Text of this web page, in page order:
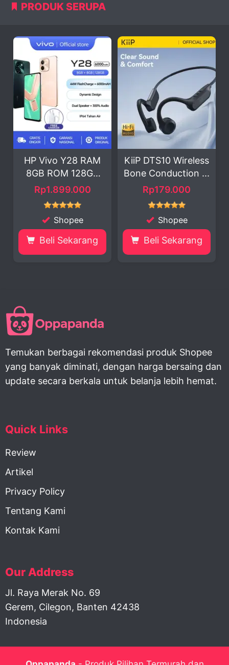
PRODUK SERUPA
Vivo Y28 RAM
ROM 128GB
Smartp...
Rp1.899.000
Shopee
Beli Sekarang
KiiP DTS10 Wireless
Bone Conduction ...
Rp179.000
Shopee
Beli Sekarang
Temukan berbagai rekomendasi produk Shopee
yang banyak diminati, dengan harga bersaing dan
update secara berkala untuk belanja lebih hemat.
Quick Links
Review
Artikel
Privacy Policy
Tentang Kami
Kontak Kami
Our Address
Jl. Raya Merak No. 69
Gerem, Cilegon, Banten 42438
Indonesia